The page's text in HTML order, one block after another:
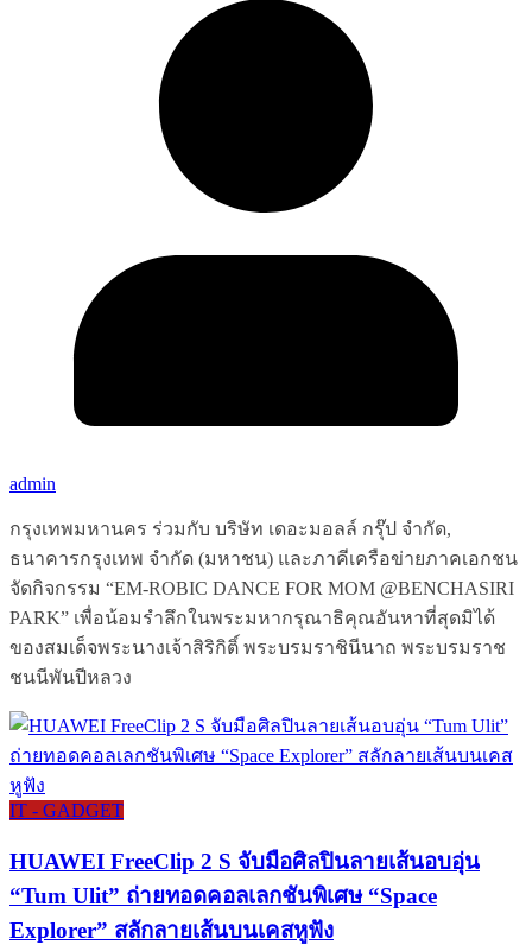
admin
กรุงเทพมหานคร ร่วมกับ บริษัท เดอะมอลล์ กรุ๊ป จำกัด,
ธนาคารกรุงเทพ จำกัด (มหาชน) และภาคีเครือข่ายภาคเอกชน
จัดกิจกรรม “EM-ROBIC DANCE FOR MOM @BENCHASIRI
PARK” เพื่อน้อมรำลึกในพระมหากรุณาธิคุณอันหาที่สุดมิได้
ของสมเด็จพระนางเจ้าสิริกิติ์ พระบรมราชินีนาถ พระบรมราช
ชนนีพันปีหลวง
IT - GADGET
HUAWEI FreeClip 2 S จับมือศิลปินลายเส้นอบอุ่น
“Tum Ulit” ถ่ายทอดคอลเลกชันพิเศษ “Space
Explorer” สลักลายเส้นบนเคสหูฟัง